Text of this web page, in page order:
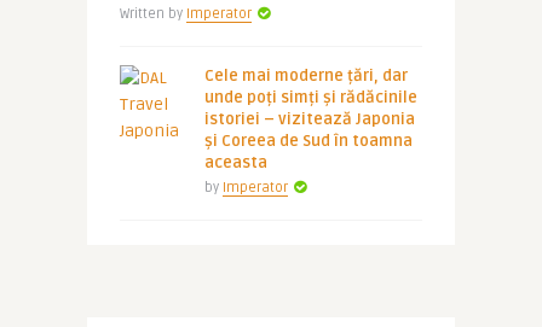
Written by Imperator
Cele mai moderne țări, dar
unde poți simți și rădăcinile
istoriei – vizitează Japonia
și Coreea de Sud în toamna
aceasta
by Imperator